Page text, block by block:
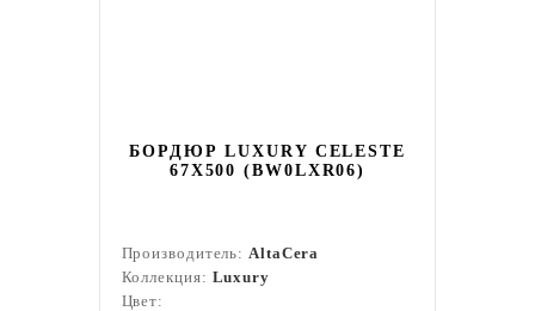
БОРДЮР LUXURY CELESTE
67X500 (BW0LXR06)
Производитель:AltaCera
Коллекция: Luxury
Цвет: